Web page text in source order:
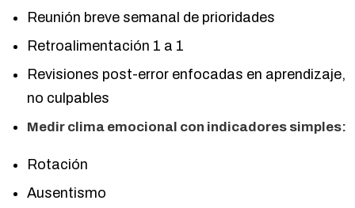
Reunión breve semanal de prioridades
Retroalimentación 1 a 1
Revisiones post-error enfocadas en aprendizaje,
no culpables
Medir clima emocional con indicadores simples:
Rotación
Ausentismo